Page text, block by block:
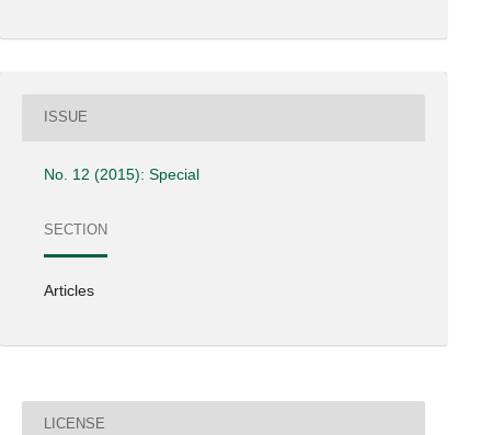
ISSUE
No. 12 (2015): Special
SECTION
Articles
LICENSE